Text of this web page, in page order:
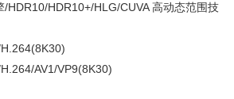
HDR10+/HLG/CUVA 高动态范围技
H.264(8K30)
H.264/AV1/VP9(8K30)